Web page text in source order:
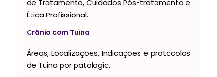
de Tratamento, Cuidados Pós-tratamento e
Ética Profissional.
Crânio com Tuina
Áreas, Localizações, Indicações e protocolos
de Tuina por patologia.